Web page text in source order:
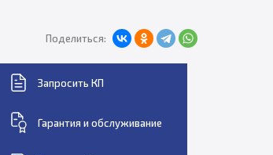
Поделиться:
Запросить КП
Гарантия и обслуживание